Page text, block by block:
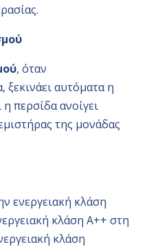
, όταν
ξεκινάει αυτόματα η
περσίδα ανοίγει
της μονάδας
ενεργειακή κλάση
κλάση A++ στη
κλάση